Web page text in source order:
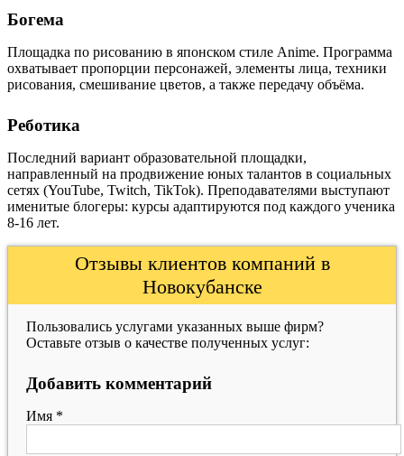
Богема
Площадка по рисованию в японском стиле Anime. Программа
охватывает пропорции персонажей, элементы лица, техники
рисования, смешивание цветов, а также передачу объёма.
Реботика
Последний вариант образовательной площадки,
направленный на продвижение юных талантов в социальных
сетях (YouTube, Twitch, TikTok). Преподавателями выступают
именитые блогеры: курсы адаптируются под каждого ученика
8-16 лет.
Отзывы клиентов компаний в
Новокубанске
Пользовались услугами указанных выше фирм?
Оставьте отзыв о качестве полученных услуг:
Добавить комментарий
Имя *